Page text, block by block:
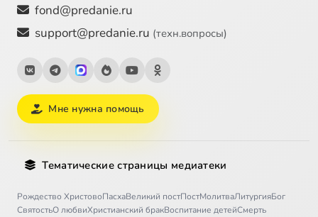
fond@predanie.ru
support@predanie.ru (техн.вопросы)
Мне нужна помощь
Тематические страницы медиатеки
Рождество ХристовоПасхаВеликий постПостМолитваЛитургияБог
СвятостьО любвиХристианский бракВоспитание детейСмерть